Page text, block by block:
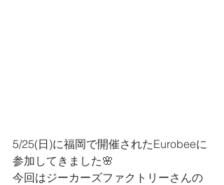
5/25(日)に福岡で開催されたEurobeeに
参加してきました🌸
今回はジーカーズファクトリーさんの